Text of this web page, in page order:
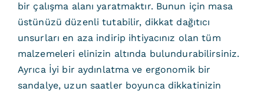
bir çalışma alanı yaratmaktır. Bunun için masa
üstünüzü düzenli tutabilir, dikkat dağıtıcı
unsurları en aza indirip ihtiyacınız olan tüm
malzemeleri elinizin altında bulundurabilirsiniz.
Ayrıca İyi bir aydınlatma ve ergonomik bir
sandalye, uzun saatler boyunca dikkatinizin